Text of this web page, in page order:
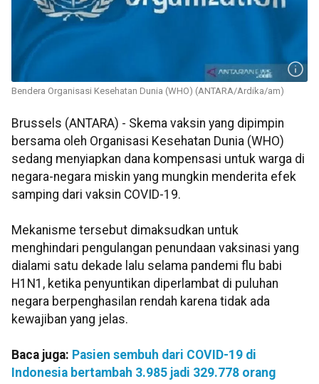
Bendera Organisasi Kesehatan Dunia (WHO) (ANTARA/Ardika/am)
Brussels (ANTARA) - Skema vaksin yang dipimpin
bersama oleh Organisasi Kesehatan Dunia (WHO)
sedang menyiapkan dana kompensasi untuk warga di
negara-negara miskin yang mungkin menderita efek
samping dari vaksin COVID-19.
Mekanisme tersebut dimaksudkan untuk
menghindari pengulangan penundaan vaksinasi yang
dialami satu dekade lalu selama pandemi flu babi
H1N1, ketika penyuntikan diperlambat di puluhan
negara berpenghasilan rendah karena tidak ada
kewajiban yang jelas.
Baca juga: Pasien sembuh dari COVID-19 di
Indonesia bertambah 3.985 jadi 329.778 orang